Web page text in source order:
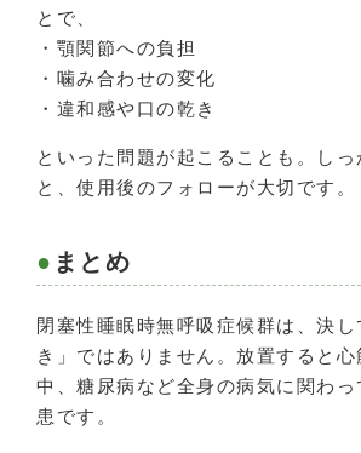
とで、
・顎関節への負担
・噛み合わせの変化
・違和感や口の乾き
といった問題が起こることも。し
と、使用後のフォローが大切です。
まとめ
閉塞性睡眠時無呼吸症候群は、決
き」ではありません。放置すると
中、糖尿病など全身の病気に関わ
患です。